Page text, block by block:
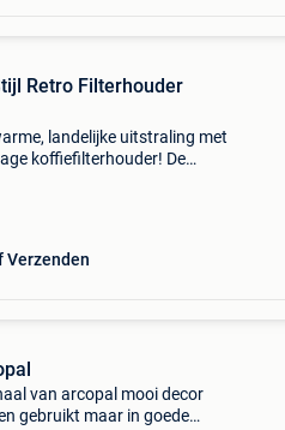
Retro Filterhouder
landelijke uitstraling met
koffiefilterhouder! De
Verzenden
van arcopal mooi decor
gebruikt maar in goede